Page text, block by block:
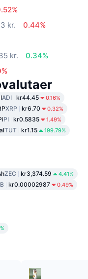
kr.
0.44%
kr.
0.34%
ADI kr44.45 0.16%
XRP kr6.70 0.32%
PI kr0.5835 1.49%
TUT kr1.15 199.79%
ZEC kr3,374.59 4.41%
kr0.00002987 0.49%